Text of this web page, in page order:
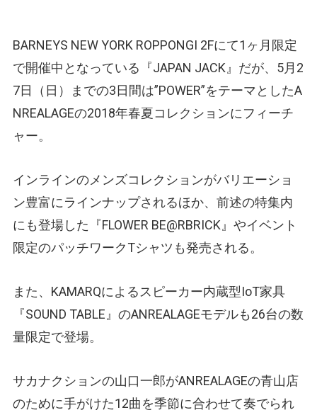
BARNEYS NEW YORK ROPPONGI 2Fにて1ヶ月限定
で開催中となっている『JAPAN JACK』だが、5月2
7日（日）までの3日間は”POWER”をテーマとしたA
NREALAGEの2018年春夏コレクションにフィーチ
ャー。
インラインのメンズコレクションがバリエーショ
ン豊富にラインナップされるほか、前述の特集内
にも登場した『FLOWER BE@RBRICK』やイベント
限定のパッチワークTシャツも発売される。
また、KAMARQによるスピーカー内蔵型IoT家具
『SOUND TABLE』のANREALAGEモデルも26台の数
量限定で登場。
サカナクションの山口一郎がANREALAGEの青山店
のために手がけた12曲を季節に合わせて奏でられ